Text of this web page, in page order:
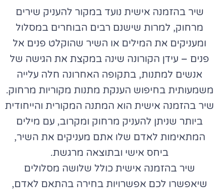
שיר בהזמנה אישית נועד במקור להעניק שירים
מרחוק, למרות שישנם רבים הבוחרים במסלול
ומעניקים את המילים או השיר שהוקלט פנים אל
פנים – עידן הקורונה שינה במקצת את הגישה של
אנשים למתנות, בתקופה האחרונה חלה עלייה
משמעותית בחיפוש הענקת מתנות מקוריות מרחוק.
שיר בהזמנה אישית הוא המתנה המקורית והייחודית
ביותר שניתן להעניק מרחוק ומקרוב, עם מילים
המתאימות לאדם שלו אתם מעניקים את השיר,
ביחס אישי ובתוצאה מרגשת.
שיר בהזמנה אישית כולל שלושה מסלולים
שיאפשרו לכם אפשרויות בחירה בהתאם לאדם,